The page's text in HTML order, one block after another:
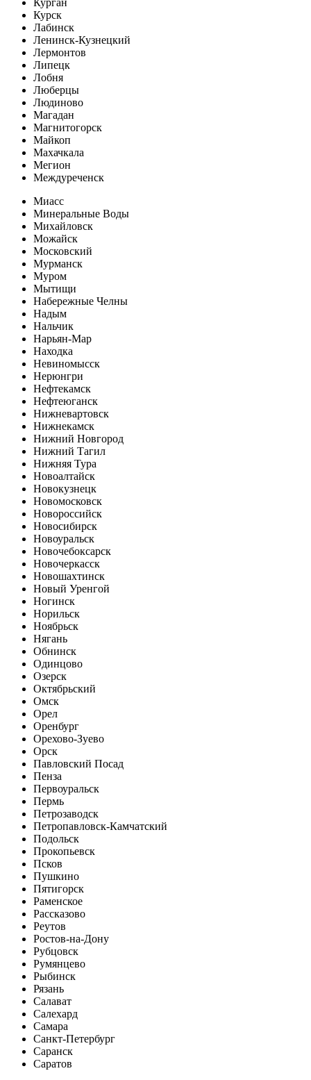
Курск
Лабинск
Ленинск-Кузнецкий
Лермонтов
Липецк
Лобня
Люберцы
Людиново
Магадан
Магнитогорск
Майкоп
Махачкала
Мегион
Междуреченск
Миасс
Минеральные Воды
Михайловск
Можайск
Московский
Мурманск
Муром
Мытищи
Набережные Челны
Надым
Нальчик
Нарьян-Мар
Находка
Невиномысск
Нерюнгри
Нефтекамск
Нефтеюганск
Нижневартовск
Нижнекамск
Нижний Новгород
Нижний Тагил
Нижняя Тура
Новоалтайск
Новокузнецк
Новомосковск
Новороссийск
Новосибирск
Новоуральск
Новочебоксарск
Новочеркасск
Новошахтинск
Новый Уренгой
Ногинск
Норильск
Ноябрьск
Нягань
Обнинск
Одинцово
Озерск
Октябрьский
Омск
Орел
Оренбург
Орехово-Зуево
Орск
Павловский Посад
Пенза
Первоуральск
Пермь
Петрозаводск
Петропавловск-Камчатский
Подольск
Прокопьевск
Псков
Пушкино
Пятигорск
Раменское
Рассказово
Реутов
Ростов-на-Дону
Рубцовск
Румянцево
Рыбинск
Рязань
Салават
Салехард
Самара
Санкт-Петербург
Саранск
Саратов